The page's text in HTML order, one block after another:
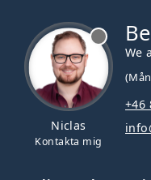
Niclas
Kontakta mig
We
+46